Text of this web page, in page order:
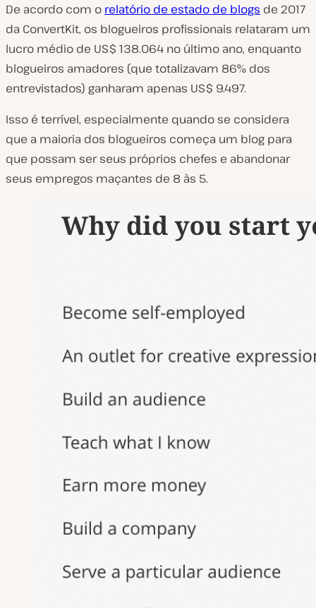
De acordo com o relatório de estado de blogs de 2017
da ConvertKit, os blogueiros profissionais relataram um
lucro médio de US$ 138.064 no último ano, enquanto
blogueiros amadores (que totalizavam 86% dos
entrevistados) ganharam apenas US$ 9.497.
Isso é terrível, especialmente quando se considera
que a maioria dos blogueiros começa um blog para
que possam ser seus próprios chefes e abandonar
seus empregos maçantes de 8 às 5.